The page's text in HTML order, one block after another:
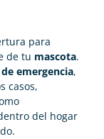
para
de tu mascota.
emergencia,
casos,
del hogar